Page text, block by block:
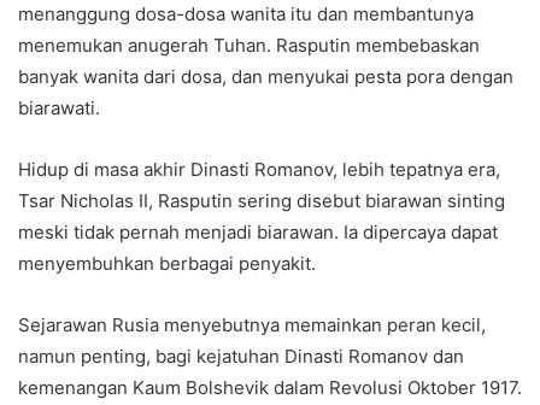
menanggung dosa-dosa wanita itu dan membantunya
menemukan anugerah Tuhan. Rasputin membebaskan
banyak wanita dari dosa, dan menyukai pesta pora dengan
biarawati.
Hidup di masa akhir Dinasti Romanov, lebih tepatnya era,
Tsar Nicholas II, Rasputin sering disebut biarawan sinting
meski tidak pernah menjadi biarawan. Ia dipercaya dapat
menyembuhkan berbagai penyakit.
Sejarawan Rusia menyebutnya memainkan peran kecil,
namun penting, bagi kejatuhan Dinasti Romanov dan
kemenangan Kaum Bolshevik dalam Revolusi Oktober 1917.